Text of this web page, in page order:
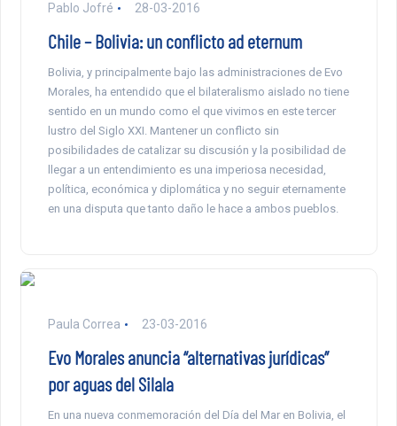
Pablo Jofré 28-03-2016
Chile – Bolivia: un conflicto ad eternum
Bolivia, y principalmente bajo las administraciones de Evo
Morales, ha entendido que el bilateralismo aislado no tiene
sentido en un mundo como el que vivimos en este tercer
lustro del Siglo XXI. Mantener un conflicto sin
posibilidades de catalizar su discusión y la posibilidad de
llegar a un entendimiento es una imperiosa necesidad,
política, económica y diplomática y no seguir eternamente
en una disputa que tanto daño le hace a ambos pueblos.
Paula Correa 23-03-2016
Evo Morales anuncia “alternativas jurídicas”
por aguas del Silala
En una nueva conmemoración del Día del Mar en Bolivia, el